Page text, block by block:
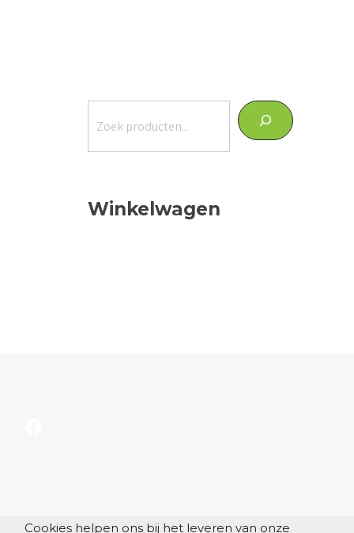
Winkelwagen
Cookies helpen ons bij het leveren van onze